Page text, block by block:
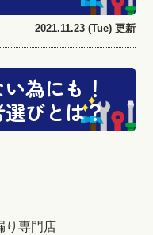
2021.11.23 (Tue) 更新
為にも！
びとは？
り専門店